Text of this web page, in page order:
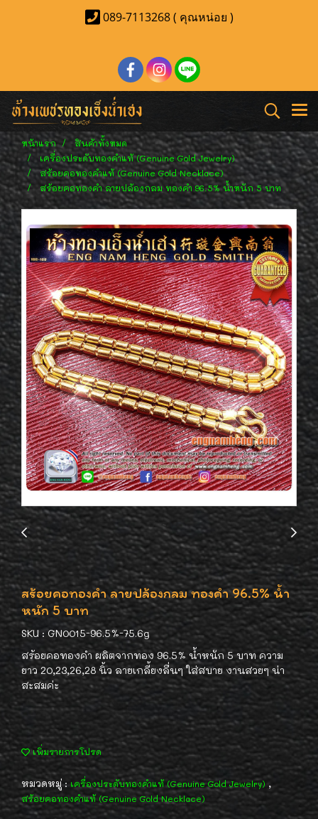
089-7113268 ( คุณหน่อย )
หน้าแรก
สินค้าทั้งหมด
เครื่องประดับทองคำแท้ (Genuine Gold Jewelry)
สร้อยคอทองคำแท้ (Genuine Gold Necklace)
สร้อยคอทองคำ ลายปล้องกลม ทองคำ 96.5% น้ำหนัก 5 บาท
สร้อยคอทองคำ ลายปล้องกลม ทองคำ 96.5% น้ำ
หนัก 5 บาท
SKU : GN0015-96.5%-75.6g
สร้อยคอทองคำ ผลิตจากทอง 96.5% น้ำหนัก 5 บาท ความ
ยาว 20,23,26,28 นิ้ว ลายเกลี้ยงลื่นๆ ใส่สบาย งานสวยๆ น่า
สะสมค่ะ
เพิ่มรายการโปรด
หมวดหมู่ : เครื่องประดับทองคำแท้ (Genuine Gold Jewelry) ,
สร้อยคอทองคำแท้ (Genuine Gold Necklace)